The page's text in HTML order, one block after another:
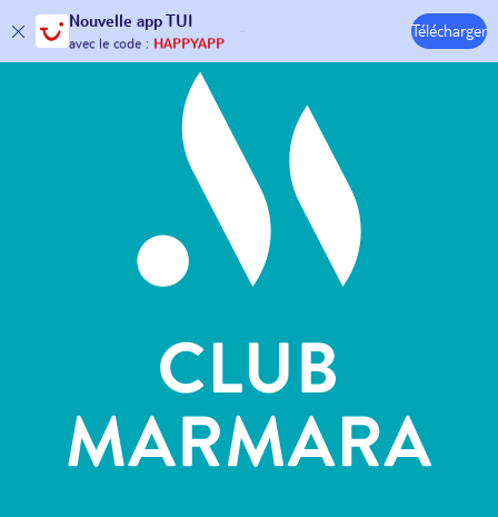
Nouvelle app TUI
30€ offerts*sur votrevoyage !
avec le code :HAPPYAPP
Télécharger
Hôtels & Clubs